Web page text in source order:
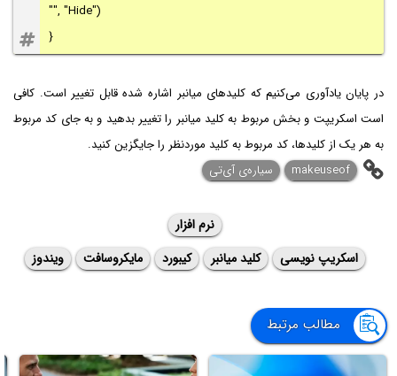
"", "Hide")
}
در پایان یادآوری می‌کنیم که کلیدهای میانبر اشاره شده قابل تغییر است. کافی
است اسکریپت و بخش مربوط به کلید میانبر را تغییر بدهید و به جای کد مربوط
به هر یک از کلیدها، کد مربوط به کلید موردنظر را جایگزین کنید.
makeuseof
سیاره‌ی آی‌تی
نرم افزار
اسکریپ نویسی
کلید میانبر کیبورد مایکروسافت ویندوز
مطالب مرتبط